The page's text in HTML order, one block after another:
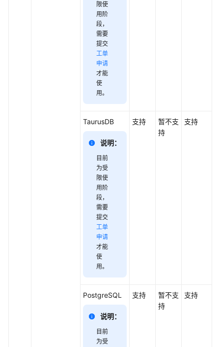
限使
用阶
段，
需要
提交
工单
申请
才能
使
用。
TaurusDB
说明：
目前
为受
限使
用阶
段，
需要
提交
工单
申请
才能
使
用。
支持
暂不支
持
支持
PostgreSQL
说明：
目前
为受
支持
暂不支
持
支持